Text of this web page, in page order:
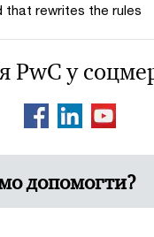
rewrites the rules
PwC у
допомогти?